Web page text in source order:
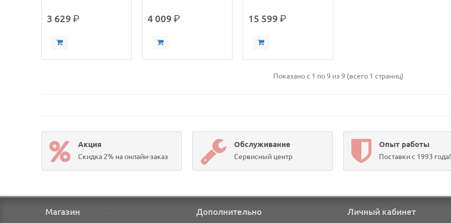
3 629р. 4 009р. 15 599р.
Показано с 1 по 9 из 9 (всего 1 страниц)
Акция
Скидка 2% на онлайн-заказ
Обслуживание
Сервисный центр
Опыт работы
Поставки с 1993 года!
Магазин Дополнительно Личный кабинет